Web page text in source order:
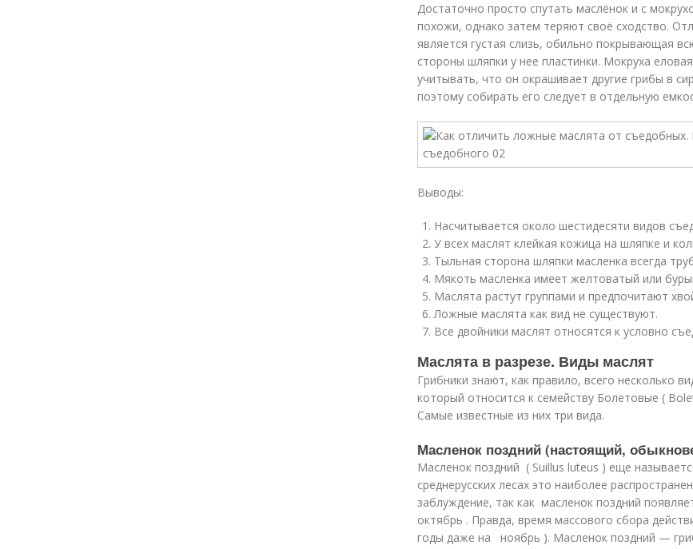
Достаточно просто спутать маслёнок и с
похожи, однако затем теряют своё сходство.
является густая слизь, обильно покрывающая
стороны шляпки у нее пластинки. Мокруха
учитывать, что он окрашивает другие грибы в
поэтому собирать его следует в отдельную
Выводы:
Насчитывается около шестидесяти видов
У всех маслят клейкая кожица на шляпке и
Тыльная сторона шляпки масленка всегда
Мякоть масленка имеет желтоватый или
Маслята растут группами и предпочитают
Ложные маслята как вид не существуют.
Все двойники маслят относятся к условно
Маслята в разрезе. Виды маслят
Грибники знают, как правило, всего несколько
который относится к семейству Болетовые (
Самые известные из них три вида.
Масленок поздний (настоящий,
Масленок поздний ( Suillus luteus ) еще
среднерусских лесах это наиболее
заблуждение, так как масленок поздний
октябрь . Правда, время массового сбора
годы даже на ноябрь ). Масленок поздний —